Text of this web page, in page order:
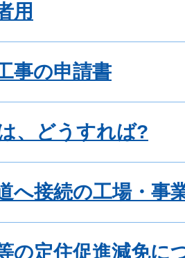
用
事の申請書
、どうすれば?
へ接続の工場・事
の定住促進減免に